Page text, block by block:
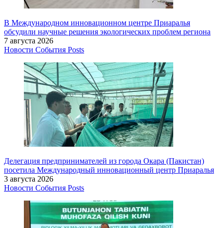
В Международном инновационном центре Приаралья
обсудили научные решения экологических проблем региона
7 августа 2026
Новости События Posts
Делегация предпринимателей из города Окара (Пакистан)
посетила Международный инновационный центр Приаралья
3 августа 2026
Новости События Posts